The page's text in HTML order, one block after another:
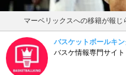
マーベリックスへの移籍が報
バスケットボールキ
バスケ情報専門サイト